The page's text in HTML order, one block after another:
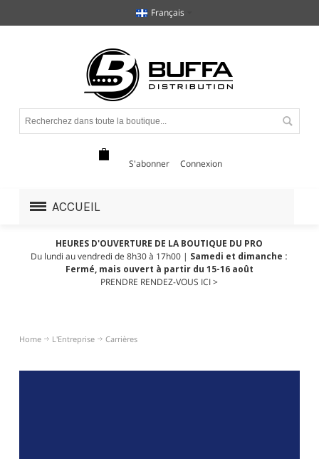
Français
S'abonner Connexion
ACCUEIL
HEURES D'OUVERTURE DE LA BOUTIQUE DU PRO
Du lundi au vendredi de 8h30 à 17h00 | Samedi et dimanche :
Fermé, mais ouvert à partir du 15-16 août
PRENDRE RENDEZ-VOUS ICI >
Home L'Entreprise Carrières